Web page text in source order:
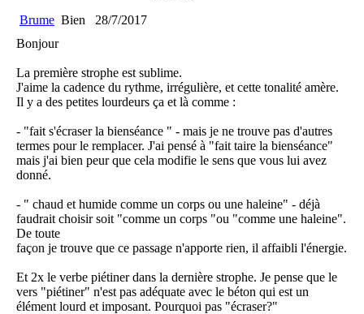
Brume Bien
28/7/2017
Bonjour
La première strophe est sublime.
J'aime la cadence du rythme, irrégulière, et cette tonalité amère.
Il y a des petites lourdeurs ça et là comme :
- "fait s'écraser la bienséance " - mais je ne trouve pas d'autres
termes pour le remplacer. J'ai pensé à "fait taire la bienséance"
mais j'ai bien peur que cela modifie le sens que vous lui avez
donné.
- " chaud et humide comme un corps ou une haleine" - déjà
faudrait choisir soit "comme un corps "ou "comme une haleine".
De toute
façon je trouve que ce passage n'apporte rien, il affaibli l'énergie.
Et 2x le verbe piétiner dans la dernière strophe. Je pense que le
vers "piétiner" n'est pas adéquate avec le béton qui est un
élément lourd et imposant. Pourquoi pas "écraser?"